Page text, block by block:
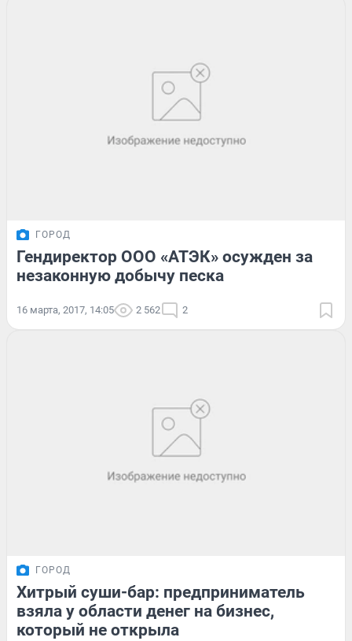
ГОРОД
Гендиректор ООО «АТЭК» осужден за
незаконную добычу песка
16 марта, 2017, 14:05 2 562 2
ГОРОД
Хитрый суши-бар: предприниматель
взяла у области денег на бизнес,
который не открыла